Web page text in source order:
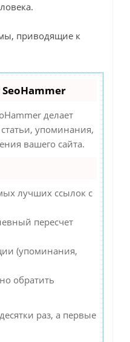
приводящие к
делает
упоминания,
вашего сайта.
лучших ссылок с
пересчет
(упоминания,
обратить
раз, а первые